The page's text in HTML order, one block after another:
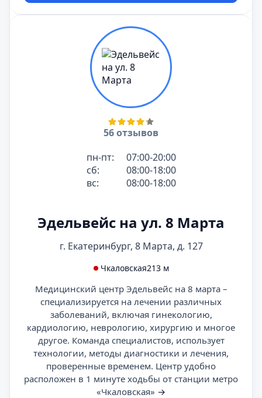
56 отзывов
пн-пт:
07:00-20:00
сб:
08:00-18:00
вс:
08:00-18:00
Эдельвейс на ул. 8 Марта
г. Екатеринбург, 8 Марта, д. 127
Чкаловская213 м
Медицинский центр Эдельвейс на 8 марта –
специализируется на лечении различных
заболеваний, включая гинекологию,
кардиологию, неврологию, хирургию и многое
другое. Команда специалистов, использует
технологии, методы диагностики и лечения,
проверенные временем. Центр удобно
расположен в 1 минуте ходьбы от станции метро
«Чкаловская» →